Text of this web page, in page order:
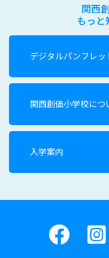
関西
もっと
デジタルパンフレッ
関西創価小学校につ
入学案内